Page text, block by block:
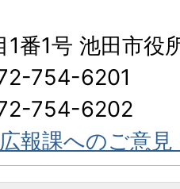
1番1号 池田市役
754-6201
754-6202
報課へのご意